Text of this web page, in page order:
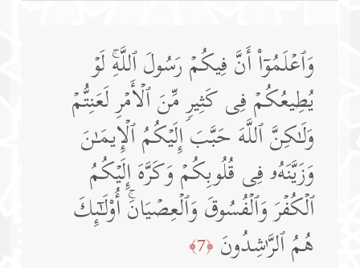
وَٱعۡلَمُوۤا۟ أَنَّ فِیكُمۡ رَسُولَ ٱللَّهِۚ لَوۡ
یُطِیعُكُمۡ فِی كَثِیرࣲ مِّنَ ٱلۡأَمۡرِ لَعَنِتُّمۡ
وَلَـٰكِنَّ ٱللَّهَ حَبَّبَ إِلَیۡكُمُ ٱلۡإِیمَـٰنَ
وَزَیَّنَهُۥ فِی قُلُوبِكُمۡ وَكَرَّهَ إِلَیۡكُمُ
ٱلۡكُفۡرَ وَٱلۡفُسُوقَ وَٱلۡعِصۡیَانَۚ أُو۟لَـٰۤىِٕكَ
هُمُ ٱلرَّ ٰ⁠شِدُونَ ﴿7﴾